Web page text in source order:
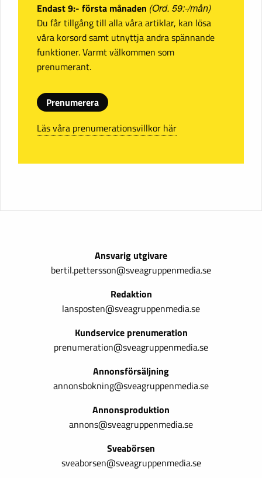
Endast 9:- första månaden (Ord. 59:-/mån)
Du får tillgång till alla våra artiklar, kan lösa
våra korsord samt utnyttja andra spännande
funktioner. Varmt välkommen som
prenumerant.
Prenumerera
Läs våra prenumerationsvillkor här
Ansvarig utgivare
bertil.pettersson@sveagruppenmedia.se
Redaktion
lansposten@sveagruppenmedia.se
Kundservice prenumeration
prenumeration@sveagruppenmedia.se
Annonsförsäljning
annonsbokning@sveagruppenmedia.se
Annonsproduktion
annons@sveagruppenmedia.se
Sveabörsen
sveaborsen@sveagruppenmedia.se